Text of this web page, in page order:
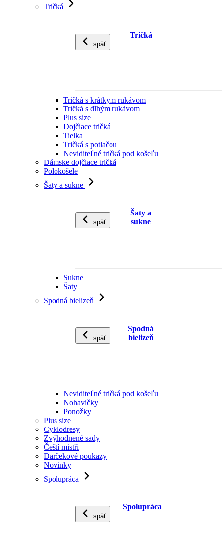
Tričká
späť
Tričká
Tričká s krátkym rukávom
Tričká s dlhým rukávom
Plus size
Dojčiace tričká
Tielka
Tričká s potlačou
Neviditeľné tričká pod košeľu
Dámske dojčiace tričká
Polokošele
Šaty a sukne
späť
Šaty a
sukne
Sukne
Šaty
Spodná bielizeň
späť
Spodná
bielizeň
Neviditeľné tričká pod košeľu
Nohavičky
Ponožky
Plus size
Cyklodresy
Zvýhodnené sady
Čeští mistři
Darčekové poukazy
Novinky
Spolupráca
späť
Spolupráca